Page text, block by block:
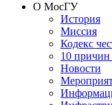
О МосГУ
История
Миссия
Кодекс
10
Новости